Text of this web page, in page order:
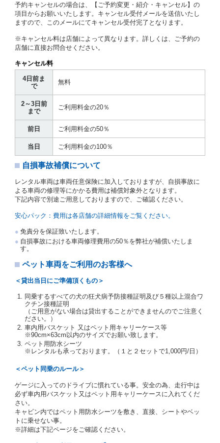
第７条（貸渡契約の締結）
借受人は第２条第１項に定める借受条件を明示し、当
貸渡契約を締結するものとします。ただし、貸し渡す
ことができるレンタカーがない場合又は借受人若しく
は運転者が第８条第１項若しくは第２項各号のいずれ
かに該当する場合を除きます。
貸渡契約を締結した場合、借受人は当社に第１0条第
１項に定める貸渡料金を支払うものとします。
運転者の義務と定められた事項を遵守するものとしま
す。
当社は、監督官庁の基本通達（注１）に基づき、貸渡
運転者の氏名、住所、運転免許の種類及び運転免許証
写しを添付するため、貸渡契約の締結にあたり、借受
人に対し、借受人の指定する運転者（以下「運転者」
といいます。）の運転免許証の提示を求めるほか、そ
の写しの提出を求めることがあります。この場合、借
受人は、自己が運転者であるときは自己の運転免許証
の運転免許証を提示するものとします。
交通局長通達「レンタカーに関する基本通達」（自
旅第138号 平成7年6月13日）の２．(10)及び(11)の
注２）運転免許証とは、道路交通法第９２条に規定
される運転免許証のうち、道路交通法施行規則第１
９条別記様式第１４の書式の運転免許証をいいま
す。
当社は、貸渡契約の締結にあたり、借受人及び運転者
に対し、運転免許証のほかに本人確認ができる書類の
提示を求め、及び提出された書類の写しをとることが
あります。
当社は、貸渡契約の締結にあたり、借受期間中に借受
人及び運転者と連絡するための携帯電話番号等の告知
を求めます。
レジットカード若しくは現金による支払いを求め、又
借受人は契約後の借受期間の延長はできないものとし
ます。
当社は、借受人又は運転者が前3項に従わない場合
は、貸渡契約の締結を拒絶するとともに、予約を取消
すことができるものとします。なお、この場合の予約
予約キャンセルの場合は、【ご予約変更・紹介・キャンセル】の
項目からお願いいたします。キャンセル受付メールを送信いたし
ますので、このメールにてキャンセル受付完了となります。
※キャンセル料は店舗によって異なります。詳しくは、ご予約の
店舗に直接お問合せください。
キャンセル料
4日前ま
で
無料
2～3日前
まで
ご利用料金の20％
前日 ご利用料金の50％
当日 ご利用料金の100％
自損事故補償について
レンタル車両は車両任意保険に加入しておりますが、自損事故に
よる車両の修理等にかかる費用は補償対象外となります。
下記内容で別途ご用意しておりますので、ご確認ください。
安心パック：費用は各店舗の詳細情報をご覧ください。
免責分を保証致いたします。
自損事故における車両修理費用の50％を弊社が補償いたしま
す。
ペット車両をご利用のお客様へ
＜貸出当日にご準備頂くもの＞
同乗するすべての犬の狂犬病予防接種証明及び５種以上混合ワ
クチン接種証明
（ご用意がない場合は貸出することができませんのでご注意く
ださい。）
車内用バスケット 又はペット用キャリーケース等
※90cm×63cm以内のサイズでお願い致します。
ペット用防水シーツ
※レンタルも承っております。（１と２セットで1,000円/日）
＜ペット同乗のルール＞
ゲージに入ってのドライブに慣れている事。安全の為、走行中は
必ず車内用バスケット又はペット用キャリーケースに入れてくだ
さい。
キャビン内ではペット用防水シーツを敷き、直接、シートやベッ
トに乗せない事。
※詳細は下記ページをご確認ください。